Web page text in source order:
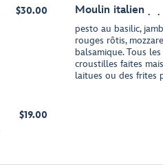
$30.00 Moulin italien
pesto au basilic,
rouges rôtis,
balsamique. Tous
croustilles faites
laitues ou des frites
$19.00